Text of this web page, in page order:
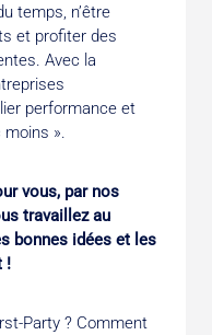
temps, n’être
et profiter des
Avec la
performance et
moins ».
vous, par nos
travaillez au
bonnes idées et les
!
Party ? Comment